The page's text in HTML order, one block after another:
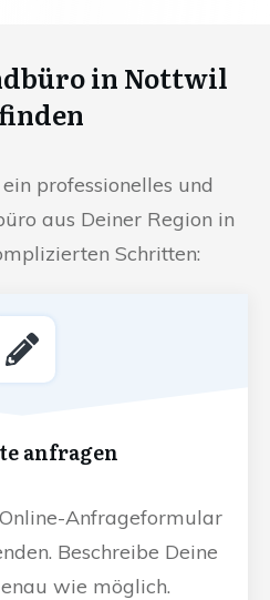
in Nottwil
professionelles und
aus Deiner Region in
Schritten:
anfragen
Anfrageformular
Beschreibe Deine
wie möglich.